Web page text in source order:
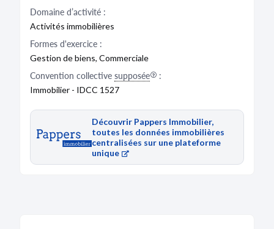
Domaine d’activité :
Activités immobilières
Formes d'exercice :
Gestion de biens, Commerciale
Convention collective supposée
:
Immobilier - IDCC 1527
Découvrir Pappers Immobilier,
toutes les données immobilières
centralisées sur une plateforme
unique